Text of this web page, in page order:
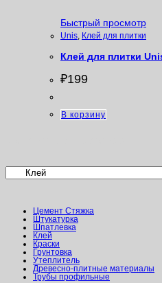
Быстрый просмотр
Unis, Клей для плитки
Клей для плитки
₽199
В корзину
Цемент Стяжка
Штукатурка
Шпатлевка
Клей
Краски
Грунтовка
Утеплитель
Древесно-плитные материалы
Трубы профильные